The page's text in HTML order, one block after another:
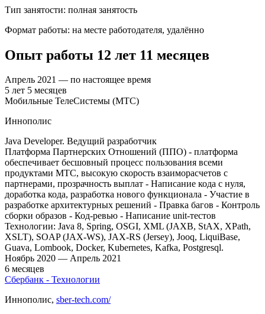
Тип занятости: полная занятость
Формат работы: на месте работодателя, удалённо
Опыт работы 12 лет 11 месяцев
Апрель 2021 — по настоящее время
5 лет 5 месяцев
Мобильные ТелеСистемы (МТС)
Иннополис
Java Developer. Ведущий разработчик
Платформа Партнерских Отношений (ППО) - платформа
обеспечивает бесшовный процесс пользования всеми
продуктами МТС, высокую скорость взаиморасчетов с
партнерами, прозрачность выплат - Написание кода с нуля,
доработка кода, разработка нового функционала - Участие в
разработке архитектурных решений - Правка багов - Контроль
сборки образов - Код-ревью - Написание unit-тестов
Технологии: Java 8, Spring, OSGI, XML (JAXB, StAX, XPath,
XSLT), SOAP (JAX-WS), JAX-RS (Jersey), Jooq, LiquiBase,
Guava, Lombook, Docker, Kubernetes, Kafka, Postgresql.
Ноябрь 2020 — Апрель 2021
6 месяцев
Сбербанк - Технологии
Иннополис, sber-tech.com/